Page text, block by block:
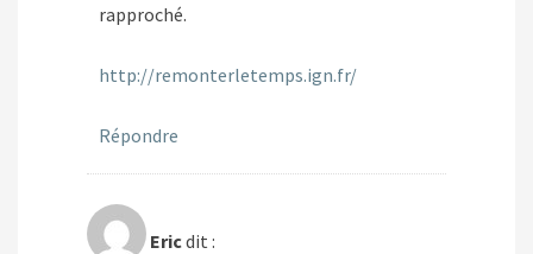
rapproché.
http://remonterletemps.ign.fr/
Répondre
Ericdit :